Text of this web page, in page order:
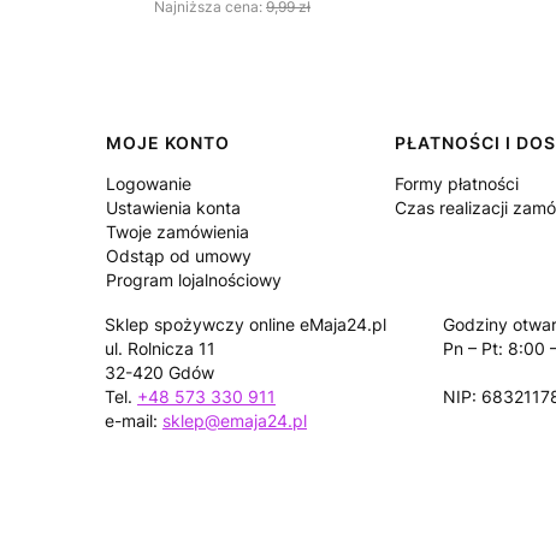
Najniższa cena: 9,99 zł
Linki w stopce
MOJE KONTO
Logowanie
Ustawienia konta
Twoje zamówienia
Odstąp od umowy
Program lojalnościowy
PŁATNOŚCI I
Formy płatności
Czas realizacji
Sklep spożywczy online eMaja24.pl
ul. Rolnicza 11
32-420 Gdów
Tel. +48 573 330 911
e-mail: sklep@emaja24.pl
Godziny
Pn – Pt: 8:00
NIP: